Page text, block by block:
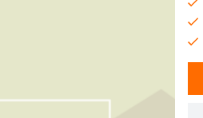
Priče i događaji
Digitalne usluge
O nama